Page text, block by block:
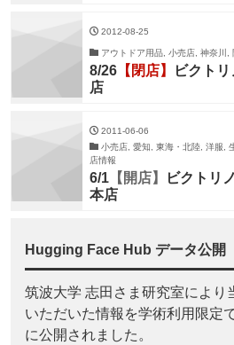
2012-08-25
アウトドア用品, 小売店, 神奈川,
8/26 【閉店】
ビクト
店
2011-06-06
小売店, 愛知, 東海・北陸, 洋服,
店情報
6/1 【開店】
ビクトリ
本店
Hugging Face Hub データ公開
筑波大学 志田さま研究室により
いただいた情報を学術利用限定
に公開されました。